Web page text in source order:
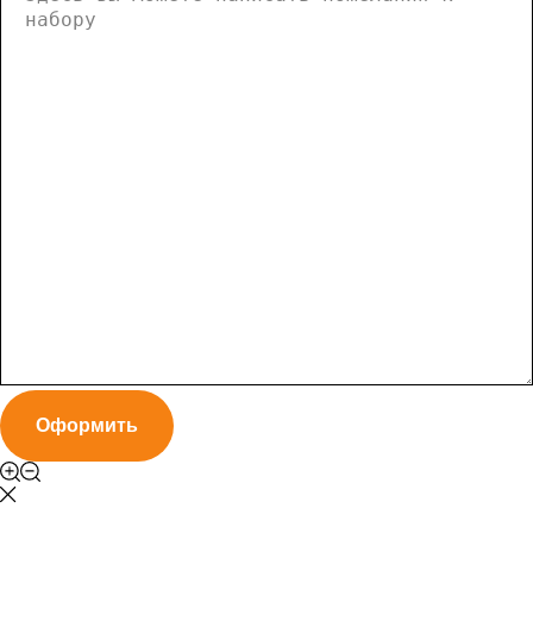
Оформить